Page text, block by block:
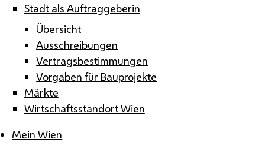
Stadt als Auftraggeberin
Übersicht
Ausschreibungen
Vertragsbestimmungen
Vorgaben für Bauprojekte
Märkte
Wirtschaftsstandort Wien
Mein Wien